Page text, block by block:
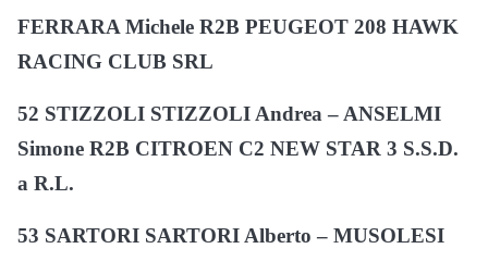
FERRARA Michele R2B PEUGEOT 208 HAWK
RACING CLUB SRL
52 STIZZOLI STIZZOLI Andrea – ANSELMI
Simone R2B CITROEN C2 NEW STAR 3 S.S.D.
a R.L.
53 SARTORI SARTORI Alberto – MUSOLESI